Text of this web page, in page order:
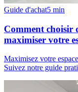
Guide d'achat5 min
Comment choisir
maximiser votre
Maximisez votre
Suivez notre guide